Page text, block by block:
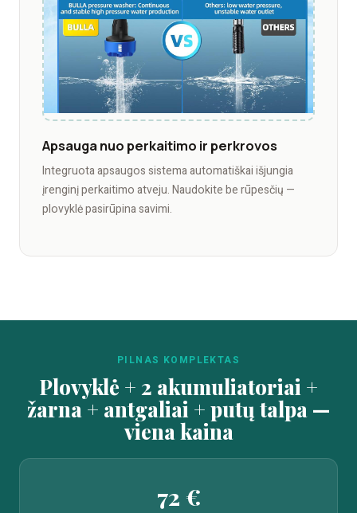
Apsauga nuo perkaitimo ir perkrovos
Integruota apsaugos sistema automatiškai išjungia
įrenginį perkaitimo atveju. Naudokite be rūpesčių —
plovyklė pasirūpina savimi.
PILNAS KOMPLEKTAS
Plovyklė + 2 akumuliatoriai +
žarna + antgaliai + putų talpa —
viena kaina
72 €